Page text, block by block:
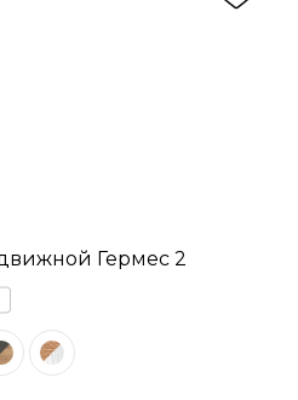
Гермес 2